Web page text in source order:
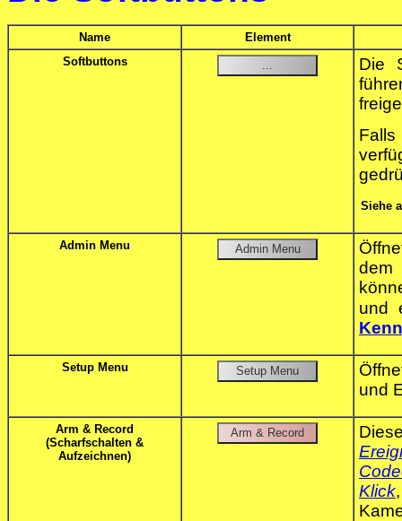
Name
Element
Softbuttons
Die
Siehe
Admin Menu
dem
und
Setup Menu
und
Arm & Record
(Scharfschalten &
Aufzeichnen)
Klick